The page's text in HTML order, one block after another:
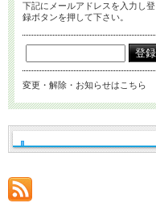
下記にメールアドレスを入力し登
録ボタンを押して下さい。
変更・解除・お知らせはこちら